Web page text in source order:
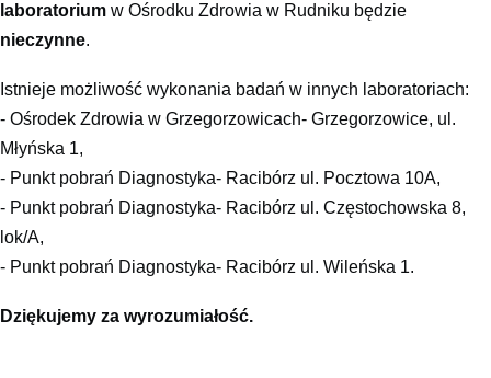
laboratorium w Ośrodku Zdrowia w Rudniku będzie
nieczynne.
Istnieje możliwość wykonania badań w innych laboratoriach:
- Ośrodek Zdrowia w Grzegorzowicach- Grzegorzowice, ul.
Młyńska 1,
- Punkt pobrań Diagnostyka- Racibórz ul. Pocztowa 10A,
- Punkt pobrań Diagnostyka- Racibórz ul. Częstochowska 8,
lok/A,
- Punkt pobrań Diagnostyka- Racibórz ul. Wileńska 1.
Dziękujemy za wyrozumiałość.